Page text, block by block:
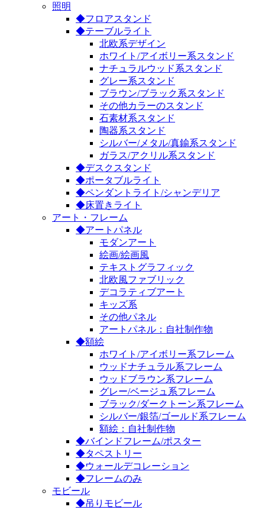
照明
◆フロアスタンド
◆テーブルライト
北欧系デザイン
ホワイト/アイボリー系スタンド
ナチュラルウッド系スタンド
グレー系スタンド
ブラウン/ブラック系スタンド
その他カラーのスタンド
石素材系スタンド
陶器系スタンド
シルバー/メタル/真鍮系スタンド
ガラス/アクリル系スタンド
◆デスクスタンド
◆ポータブルライト
◆ペンダントライト/シャンデリア
◆床置きライト
アート・フレーム
◆アートパネル
モダンアート
絵画/絵画風
テキストグラフィック
北欧風ファブリック
デコラティブアート
キッズ系
その他パネル
アートパネル：自社制作物
◆額絵
ホワイト/アイボリー系フレーム
ウッドナチュラル系フレーム
ウッドブラウン系フレーム
グレー/ベージュ系フレーム
ブラック/ダークトーン系フレーム
シルバー/銀箔/ゴールド系フレーム
額絵：自社制作物
◆バインドフレーム/ポスター
◆タペストリー
◆ウォールデコレーション
◆フレームのみ
モビール
◆吊りモビール